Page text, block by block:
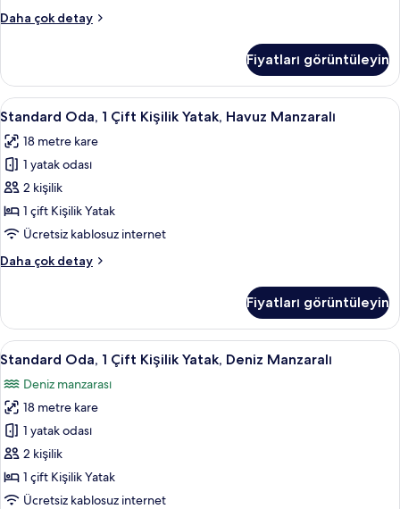
görün
Daha çok detay
Standard
Deniz
Manzaralı
hakkında
fazla
detay
Fiyatları görüntüleyin
Standard
Oda,
1
Çift
Kişilik
Yatak,
Havuz
için
görün
Standard Oda, 1 Çift Kişilik Yatak,
9
Standard Oda, 1 Çift Kişilik Yatak, Havuz Manzaralı
18 metre kare
1 yatak odası
2 kişilik
1 çift Kişilik Yatak
Ücretsiz kablosuz internet
Daha çok detay
Standard
Kişilik
Yatak,
Havuz
hakkında
daha
fazla
detay
Fiyatları görüntüleyin
Standard
Oda,
1
Çift
Kişilik
Yatak,
Deniz
Manzaralı
Standard Oda, 1 Çift Kişilik Yatak,
11
Standard Oda, 1 Çift Kişilik Yatak, Deniz Manzaralı
Deniz manzarası
18 metre kare
1 yatak odası
2 kişilik
1 çift Kişilik Yatak
Ücretsiz kablosuz internet